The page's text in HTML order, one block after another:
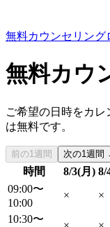
無料カウンセリング
無料カウ
ご希望の日時をカ
は無料です。
前の1週間 次の1週間
時間 8/3(月) 8/
09:00〜
10:00
× ×
10:30〜